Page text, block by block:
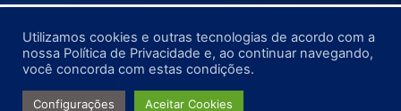
©2022-2025, Câmara Municipal de Pedro Gomes.
Site Desenvolvimento por:
Utilizamos cookies e outras tecnologias de acordo com a
nossa Política de Privacidade e, ao continuar navegando,
você concorda com estas condições.
Configurações Aceitar Cookies